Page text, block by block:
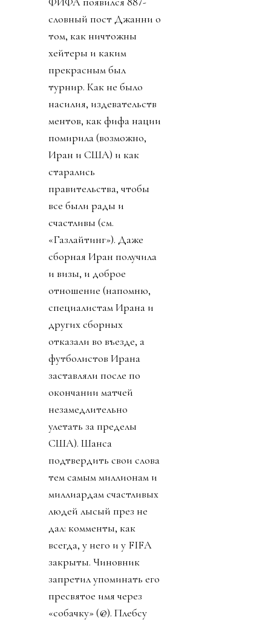
словный пост Джанни о
том, как ничтожны
хейтеры и каким
прекрасным был
турнир. Как не было
насилия, издевательств
ментов, как фифа нации
помирила (возможно,
Иран и США) и как
старались
правительства, чтобы
все были рады и
счастливы (см.
«Газлайтинг»). Даже
сборная Иран получила
и визы, и доброе
отношение (напомню,
специалистам Ирана и
других сборных
отказали во въезде, а
футболистов Ирана
заставляли после по
окончании матчей
незамедлительно
улетать за пределы
США). Шанса
подтвердить свои слова
тем самым миллионам и
миллиардам счастливых
людей лысый през не
дал: комменты, как
всегда, у него и у FIFA
закрыты. Чиновник
запретил упоминать его
пресвятое имя через
«собачку» (@). Плебсу